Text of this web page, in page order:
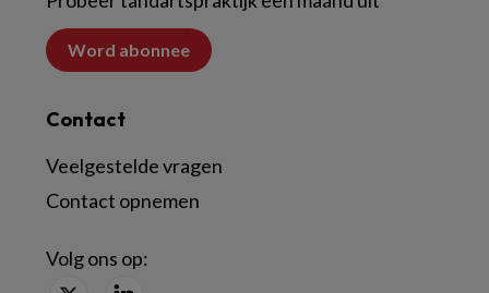
Word abonnee
Contact
Veelgestelde vragen
Contact opnemen
Volg ons op: